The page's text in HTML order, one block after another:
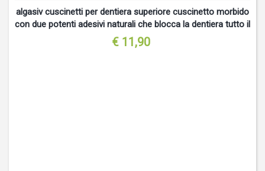
algasiv cuscinetti per dentiera superiore cuscinetto morbido
con due potenti adesivi naturali che blocca la dentiera tutto il
giorno, protegge le gengive
€ 11,90